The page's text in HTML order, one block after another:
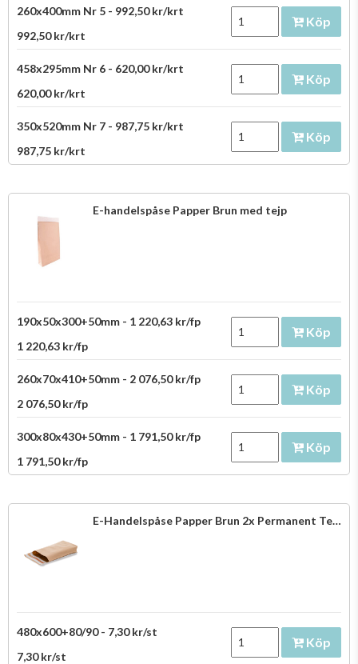
260x400mm Nr 5 - 992,50 kr/krt
992,50 kr/krt
Köp
458x295mm Nr 6 - 620,00 kr/krt
620,00 kr/krt
Köp
350x520mm Nr 7 - 987,75 kr/krt
987,75 kr/krt
Köp
E-handelspåse Papper Brun med tejp
190x50x300+50mm - 1 220,63 kr/fp
1 220,63 kr/fp
Köp
260x70x410+50mm - 2 076,50 kr/fp
2 076,50 kr/fp
Köp
300x80x430+50mm - 1 791,50 kr/fp
1 791,50 kr/fp
Köp
E-Handelspåse Papper Brun 2x Permanent Tejp & Perforering
480x600+80/90 - 7,30 kr/st
7,30 kr/st
Köp